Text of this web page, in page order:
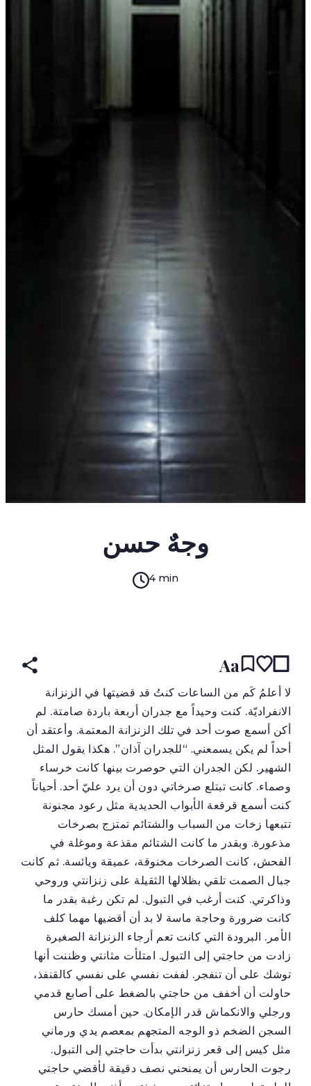
وجهٌ حسن
4 min
Aa
ل ا أعلمُ كَم من الساعات كنتُ قد قضيتها في الزنزانة
الانفراديّة. كنت وحيداً مع جدران أربعة باردة صامتة. لم
أكن أسمع صوت أحد في تلك الزنزانة المعتمة. وأعتقد أن
أحداً لم يكن يسمعني. “للجدران آذان”. هكذا يقول المثل
الشهير. لكن الجدران التي حوصرت بينها كانت خرساء
وصماء. كانت تبتلع صرخاتي دون أن يرد عليّ أحد. أحياناً
كنت أسمع قرقعة الأبواب الحديدية مثل رعود مجنونة
تتبعها زخات من السباب والشتائم تمتزج بصرخات
مذعورة. وبقدر ما كانت الشتائم مقذعة وموغلة في
الفحش، كانت الصرخات مخنوقة، عميقة ويائسة. ثم كانت
جبال الصمت تلقي بظلالها الثقيلة على زنزانتي وروحي
وذاكرتي. كنت أرغب في التبول. لم تكن رغبة بقدر ما
كانت ضرورة وحاجة ماسة لا بد أن أقضيها مهما كلف
الأمر. البرودة التي كانت تعم أرجاء الزنزانة الصغيرة
زادت من حاجتي إلى التبول. امتلأت مثانتي وظننت أنها
توشك على أن تنفجر. لففت نفسي على نفسي كالقنفذ،
حاولت أن أخفف من حاجتي بالضغط على أصابع قدمي
ورجلي والانكماش قدر الإمكان. حين أمسك حارس
السجن الضخم ذو الوجه المتجهم بمعصم يدي ورماني
مثل كيس إلى قعر زنزانتي بدأت حاجتي إلى التبول.
رجوت الحارس أن يمنحني نصف دقيقة لأقضي حاجتي